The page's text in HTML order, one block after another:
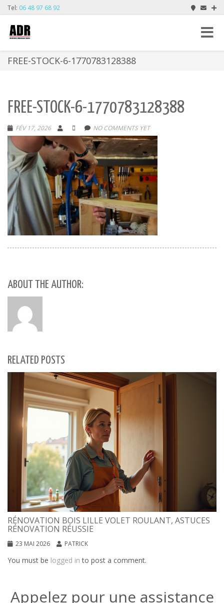
Tel: 06 48 97 68 92
Toggle
FREE-STOCK-6-1770783128388
FREE-STOCK-6-1770783128388
FÉV 17, 2026 NO COMMENTS YET
ABOUT THE AUTHOR:
RELATED POSTS
RÉNOVATION BOIS LILLE VOLET ROULANT, ASTUCES
RÉNOVATION RÉUSSIE
23 MAI 2026 PATRICK
You must be logged in to post a comment.
Appelez pour une assistance